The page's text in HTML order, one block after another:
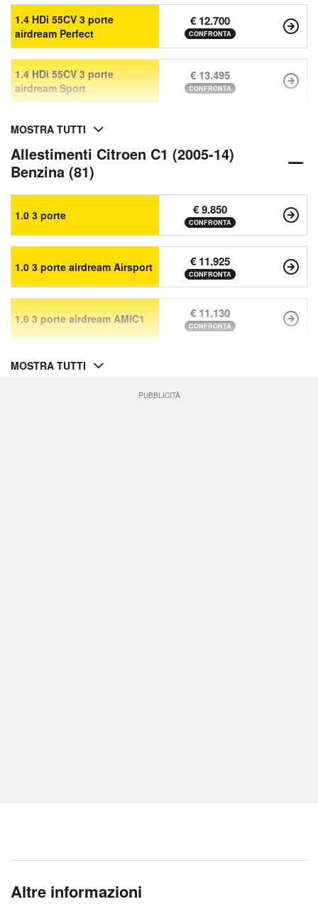
1.4 HDi 55CV 3 porte
airdream Perfect
€ 12.700
CONFRONTA
1.4 HDi 55CV 3 porte
airdream Sport
€ 13.495
CONFRONTA
MOSTRA TUTTI
Allestimenti Citroen C1 (2005-14)
Benzina (81)
1.0 3 porte € 9.850
CONFRONTA
1.0 3 porte airdream Airsport € 11.925
CONFRONTA
1.0 3 porte airdream AMIC1 € 11.130
CONFRONTA
MOSTRA TUTTI
PUBBLICITÀ
Altre informazioni